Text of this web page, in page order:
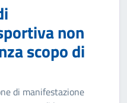
non
scopo di
di manifestazione